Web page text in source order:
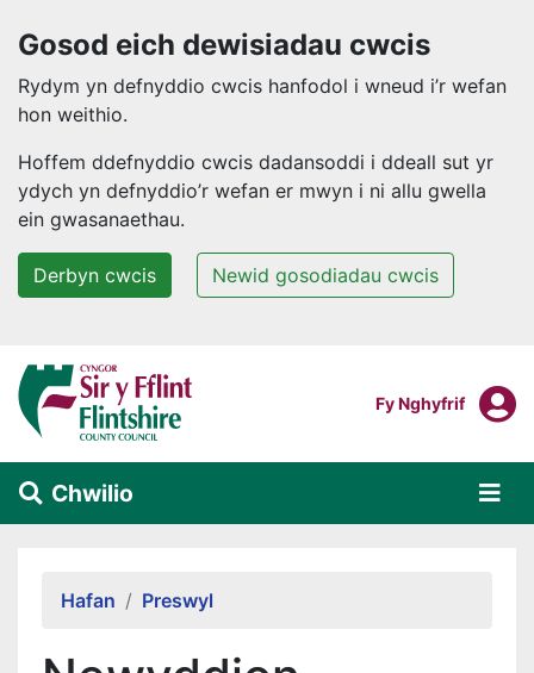
Gosod eich dewisiadau cwcis
Rydym yn defnyddio cwcis hanfodol i wneud i’r wefan
hon weithio.
Hoffem ddefnyddio cwcis dadansoddi i ddeall sut yr
ydych yn defnyddio’r wefan er mwyn i ni allu gwella
ein gwasanaethau.
Derbyn cwcis Newid gosodiadau cwcis
Neidio i'r prif gynnwys
Mewngofnodi I
Fy Nghyfrif
Chwilio
Hafan Preswyl